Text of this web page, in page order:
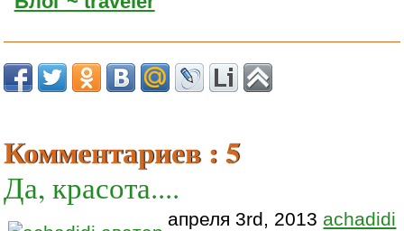
Комментариев : 5
Да, красота....
апреля 3rd, 2013 achadidi